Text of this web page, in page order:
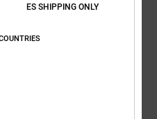
ES SHIPPING ONLY